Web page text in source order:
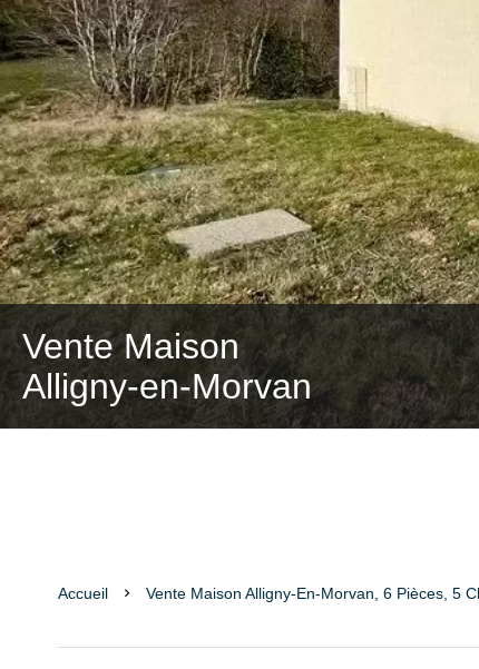
Vente Maison
Alligny-en-Morvan
Accueil Vente Maison Alligny-En-Morvan, 6 Pièces, 5